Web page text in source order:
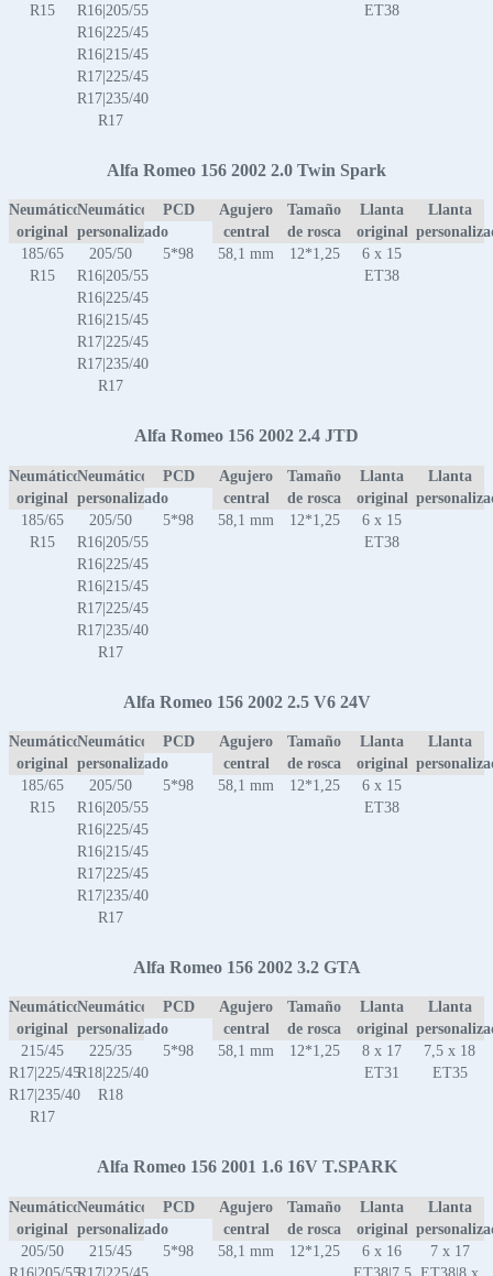
R15
R16|205/55
R16|225/45
R16|215/45
R17|225/45
R17|235/40
R17
ET38
Alfa Romeo 156 2002 2.0 Twin Spark
Neumático
original
Neumático
personalizado
PCD
Agujero
central
Tamaño
de rosca
Llanta
original
Llanta
185/65
R15
205/50
R16|205/55
R16|225/45
R16|215/45
R17|225/45
R17|235/40
R17
5*98 58,1 mm 12*1,25
6 x 15
ET38
Alfa Romeo 156 2002 2.4 JTD
Neumático
original
Neumático
personalizado
PCD
Agujero
central
Tamaño
de rosca
Llanta
original
Llanta
185/65
R15
205/50
R16|205/55
R16|225/45
R16|215/45
R17|225/45
R17|235/40
R17
5*98 58,1 mm 12*1,25
6 x 15
ET38
Alfa Romeo 156 2002 2.5 V6 24V
Neumático
original
Neumático
personalizado
PCD
Agujero
central
Tamaño
de rosca
Llanta
original
Llanta
185/65
R15
205/50
R16|205/55
R16|225/45
R16|215/45
R17|225/45
R17|235/40
R17
5*98 58,1 mm 12*1,25
6 x 15
ET38
Alfa Romeo 156 2002 3.2 GTA
Neumático
original
Neumático
personalizado
PCD
Agujero
central
Tamaño
de rosca
Llanta
original
Llanta
215/45
R17|225/45
R17|235/40
R17
225/35
R18|225/40
R18
5*98 58,1 mm 12*1,25
8 x 17
ET31
7,5 x 18
ET35
Alfa Romeo 156 2001 1.6 16V T.SPARK
Neumático
original
Neumático
personalizado
PCD
Agujero
central
Tamaño
de rosca
Llanta
original
Llanta
205/50
215/45
5*98 58,1 mm 12*1,25
6 x 16
7 x 17